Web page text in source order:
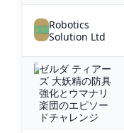
Robotics
Solution Ltd
ゼルダ ティアー
ズ 大妖精の防具
強化とウマナリ
楽団のエピソー
ドチャレンジ